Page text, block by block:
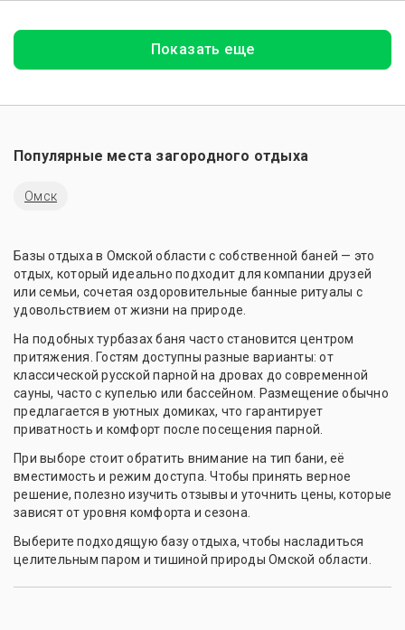
Показать еще
Популярные места загородного отдыха
Омск
Базы отдыха в Омской области с собственной баней — это
отдых, который идеально подходит для компании друзей
или семьи, сочетая оздоровительные банные ритуалы с
удовольствием от жизни на природе.
На подобных турбазах баня часто становится центром
притяжения. Гостям доступны разные варианты: от
классической русской парной на дровах до современной
сауны, часто с купелью или бассейном. Размещение обычно
предлагается в уютных домиках, что гарантирует
приватность и комфорт после посещения парной.
При выборе стоит обратить внимание на тип бани, её
вместимость и режим доступа. Чтобы принять верное
решение, полезно изучить отзывы и уточнить цены, которые
зависят от уровня комфорта и сезона.
Выберите подходящую базу отдыха, чтобы насладиться
целительным паром и тишиной природы Омской области.